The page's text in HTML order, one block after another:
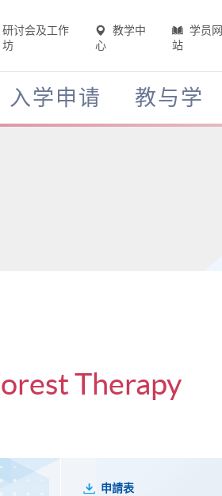
研讨会及工作
坊
教学中
心
学员网
站
入学申请 教与学
Therapy
申請表